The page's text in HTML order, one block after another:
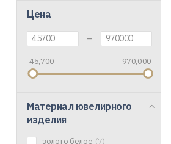
Цена
–
45,700 970,000
Материал ювелирного
изделия
золото белое (7)